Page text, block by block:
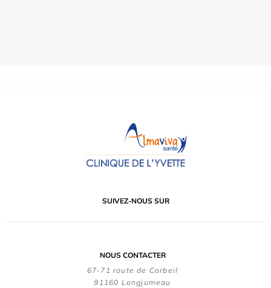
SUIVEZ-NOUS SUR
NOUS CONTACTER
67-71 route de Corbeil
91160 Longjumeau